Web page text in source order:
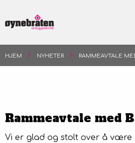
Prosjekter
Nyheter
HJEM NYHETER RAMMEAVTALE
Rammeavtale med
Vi er glad og stolt over å være